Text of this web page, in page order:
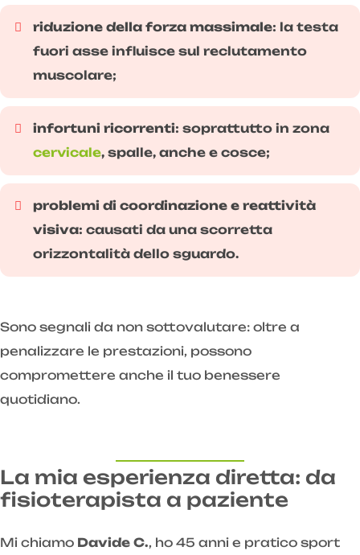
riduzione della forza massimale: la testa
fuori asse influisce sul reclutamento
muscolare;
infortuni ricorrenti: soprattutto in zona
cervicale, spalle, anche e cosce;
problemi di coordinazione e reattività
visiva: causati da una scorretta
orizzontalità dello sguardo.
Sono segnali da non sottovalutare: oltre a
penalizzare le prestazioni, possono
compromettere anche il tuo benessere
quotidiano.
La mia esperienza diretta: da
fisioterapista a paziente
Mi chiamo Davide C., ho 45 anni e pratico sport